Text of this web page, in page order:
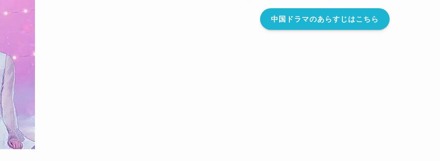
中国ドラマのあらすじはこちら